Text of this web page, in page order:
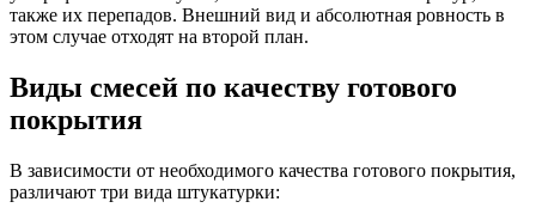
также их перепадов. Внешний вид и абсолютная ровность в
этом случае отходят на второй план.
Виды смесей по качеству готового
покрытия
В зависимости от необходимого качества готового покрытия,
различают три вида штукатурки: